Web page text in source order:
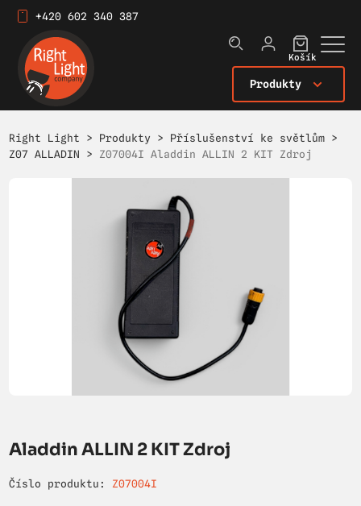
+420 602 340 387
Produkty
Košík
Right Light > Produkty > Příslušenství ke světlům >
Z07 ALLADIN > Z07004I Aladdin ALLIN 2 KIT Zdroj
Aladdin ALLIN 2 KIT Zdroj
Číslo produktu: Z07004I